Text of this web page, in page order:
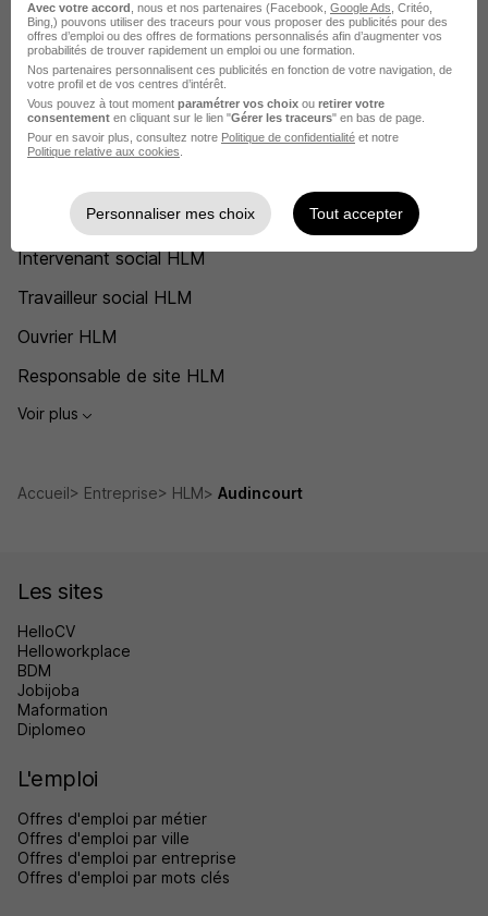
Voir plus
Voir toutes les offres par ville chez HLM
Postuler chez HLM par Métier
Chargé de gestion locative HLM
Intervenant social HLM
Travailleur social HLM
Ouvrier HLM
Responsable de site HLM
Voir plus
Accueil Entreprise HLM Audincourt
Les sites
HelloCV
Helloworkplace
BDM
Jobijoba
Maformation
Diplomeo
L'emploi
Offres d'emploi par métier
Offres d'emploi par ville
Offres d'emploi par entreprise
Offres d'emploi par mots clés
Avec votre accord , nous et nos partenaires (Facebook, Google Ads , Critéo,
Bing,) pouvons utiliser des traceurs pour vous proposer des publicités pour des
offres d’emploi ou des offres de formations personnalisés afin d’augmenter vos
probabilités de trouver rapidement un emploi ou une formation.
Nos partenaires personnalisent ces publicités en fonction de votre navigation, de
votre profil et de vos centres d’intérêt.
Vous pouvez à tout moment paramétrer vos choix ou retirer votre
consentement en cliquant sur le lien "Gérer les traceurs" en bas de page.
Pour en savoir plus, consultez notre Politique de confidentialité et notre
Politique relative aux cookies
Personnaliser mes choix Tout accepter